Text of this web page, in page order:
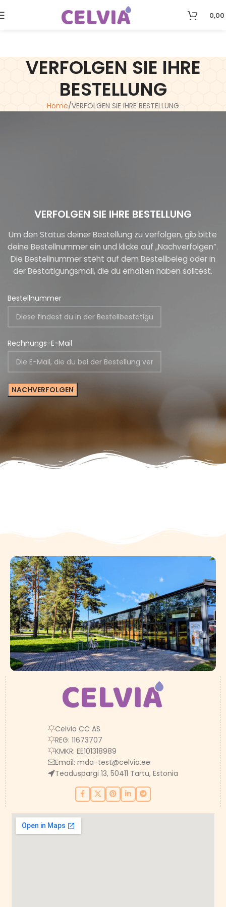
0,00
VERFOLGEN SIE IHRE
BESTELLUNG
Home VERFOLGEN SIE IHRE BESTELLUNG
VERFOLGEN SIE IHRE BESTELLUNG
Um den Status deiner Bestellung zu verfolgen, gib bitte
deine Bestellnummer ein und klicke auf „Nachverfolgen“.
Die Bestellnummer steht auf dem Bestellbeleg oder in
der Bestätigungsmail, die du erhalten haben solltest.
Bestellnummer
Rechnungs-E-Mail
NACHVERFOLGEN
Celvia CC AS
REG: 11673707
KMKR: EE101318989
Email: mda-test@celvia.ee
Teaduspargi 13, 50411 Tartu, Estonia